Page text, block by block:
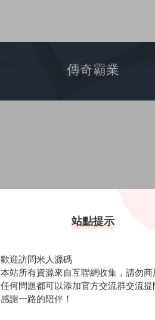
任務
傳奇霸業
站點提示
歡迎訪問米人源碼
本站所有資源來自互聯網收集，請勿商
任何問題都可以添加官方交流群交流提
感謝一路的陪伴！